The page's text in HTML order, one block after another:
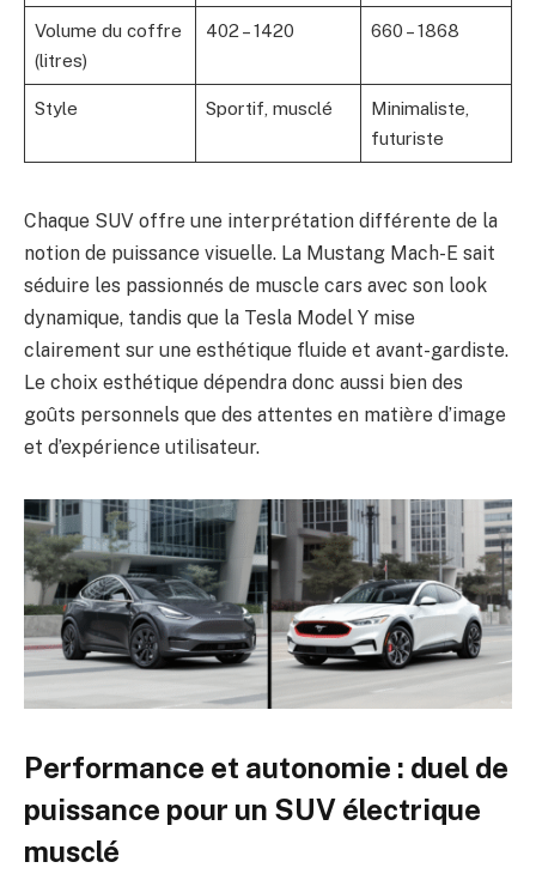
Volume du coffre
(litres)
402 – 1420 660 – 1868
Style Sportif, musclé
Minimaliste,
futuriste
Chaque SUV offre une interprétation différente de la
notion de puissance visuelle. La Mustang Mach-E sait
séduire les passionnés de muscle cars avec son look
dynamique, tandis que la Tesla Model Y mise
clairement sur une esthétique fluide et avant-gardiste.
Le choix esthétique dépendra donc aussi bien des
goûts personnels que des attentes en matière d’image
et d’expérience utilisateur.
Performance et autonomie : duel de
puissance pour un SUV électrique
musclé